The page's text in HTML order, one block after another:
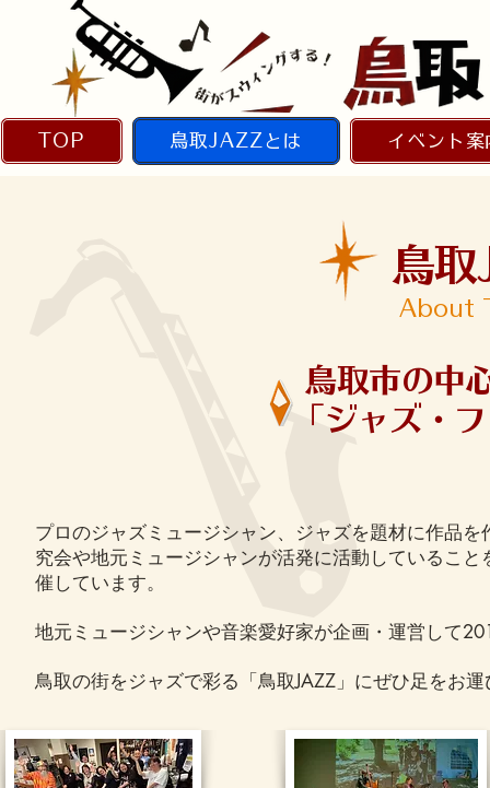
TOP 鳥取JAZZとは イベント案
鳥
About
鳥取市の中
「ジャズ・
プロのジャズミュージシャン、ジャズを題材に作品
究会や地元ミュージシャンが活発に活動しているこ
催しています。
地元ミュージシャンや音楽愛好家が企画・運営して
鳥取の街をジャズで彩る「鳥取JAZZ」にぜひ足をお